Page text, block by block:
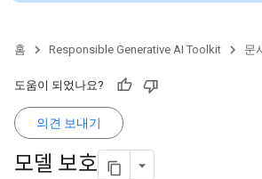
홈 Responsible Generative AI Toolkit 문
도움이 되었나요?
의견 보내기
모델 보호